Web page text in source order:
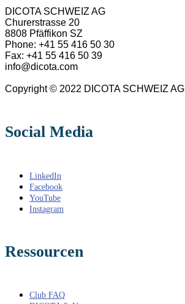
DICOTA SCHWEIZ AG
Churerstrasse 20
8808 Pfäffikon SZ
Phone: +41 55 416 50 30
Fax: +41 55 416 50 39
info@dicota.com
Copyright © 2022 DICOTA SCHWEIZ AG
Social Media
LinkedIn
Facebook
YouTube
Instagram
Ressourcen
Club FAQ